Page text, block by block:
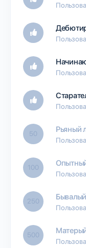
50 Рьяный
100
250
500